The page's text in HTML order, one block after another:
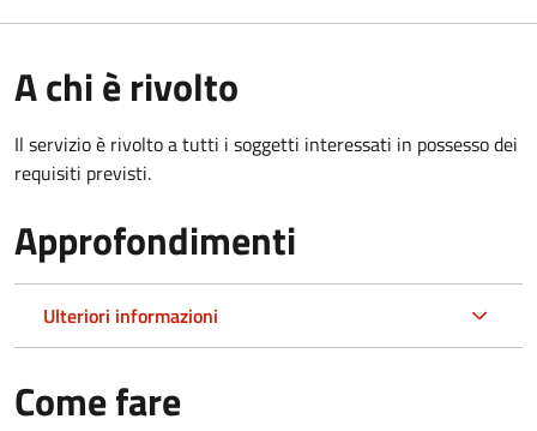
A chi è rivolto
Il servizio è rivolto a tutti i soggetti interessati in possesso dei
requisiti previsti.
Approfondimenti
Ulteriori informazioni
Come fare